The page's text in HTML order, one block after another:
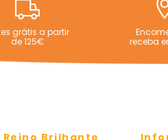
grátis a partir
de 125€
receba
Reino Brilhante